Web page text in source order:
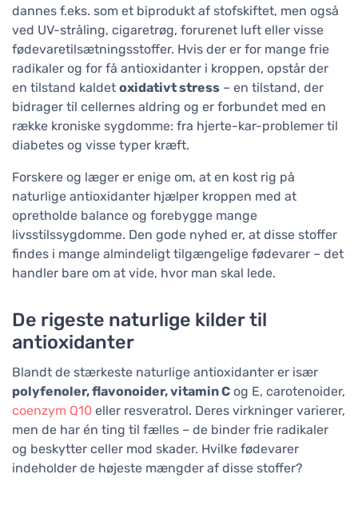
dannes f.eks. som et biprodukt af stofskiftet, men også
ved UV-stråling, cigaretrøg, forurenet luft eller visse
fødevaretilsætningsstoffer. Hvis der er for mange frie
radikaler og for få antioxidanter i kroppen, opstår der
en tilstand kaldet oxidativt stress – en tilstand, der
bidrager til cellernes aldring og er forbundet med en
række kroniske sygdomme: fra hjerte-kar-problemer til
diabetes og visse typer kræft.
Forskere og læger er enige om, at en kost rig på
naturlige antioxidanter hjælper kroppen med at
opretholde balance og forebygge mange
livsstilssygdomme. Den gode nyhed er, at disse stoffer
findes i mange almindeligt tilgængelige fødevarer – det
handler bare om at vide, hvor man skal lede.
De rigeste naturlige kilder til
antioxidanter
Blandt de stærkeste naturlige antioxidanter er især
polyfenoler, flavonoider, vitamin C og E, carotenoider,
coenzym Q10 eller resveratrol. Deres virkninger varierer,
men de har én ting til fælles – de binder frie radikaler
og beskytter celler mod skader. Hvilke fødevarer
indeholder de højeste mængder af disse stoffer?